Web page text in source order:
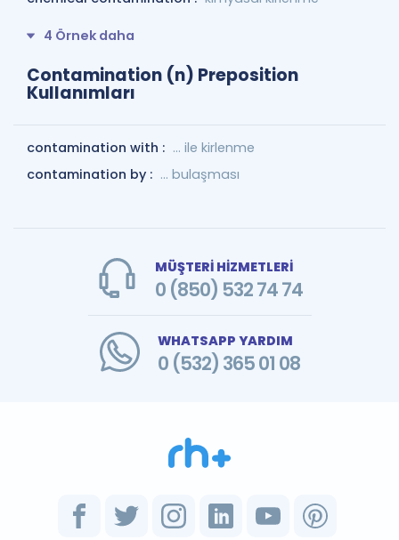
4 Örnek daha
Contamination (n) Preposition
Kullanımları
contamination with : ... ile kirlenme
contamination by : ... bulaşması
MÜŞTERİ HİZMETLERİ
0 (850) 532 74 74
WHATSAPP YARDIM
0 (532) 365 01 08